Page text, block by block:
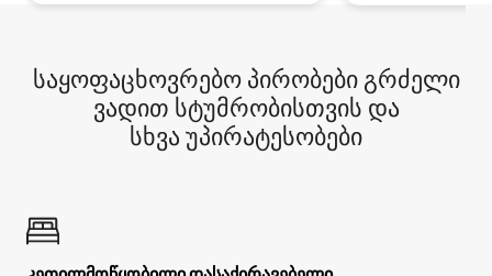
საყოფაცხოვრებო პირობები გრძელი
ვადით სტუმრობისთვის და
სხვა უპირატესობები